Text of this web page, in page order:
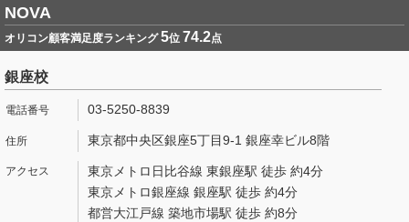
NOVA
オリコン顧客満足度ランキング5位 74.2点
銀座校
03-5250-8839
東京都中央区銀座5丁目9-1 銀座幸ビル8階
東京メトロ日比谷線 東銀座駅 徒歩 約4分
東京メトロ銀座線 銀座駅 徒歩 約4分
都営大江戸線 築地市場駅 徒歩 約8分